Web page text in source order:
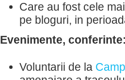
Care au fost cele
pe bloguri, in
Evenimente, conferinte:
Voluntarii de la